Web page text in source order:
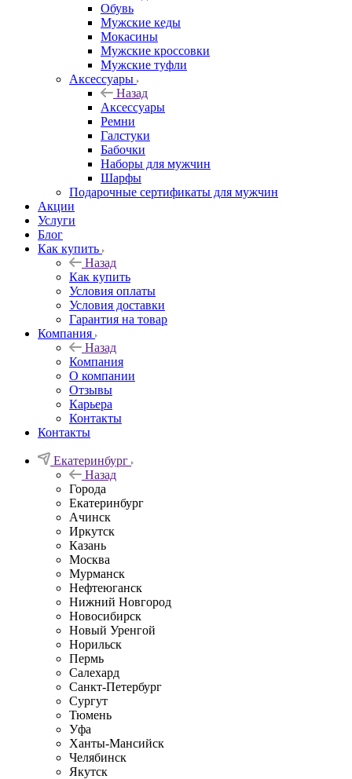
Обувь
Мужские кеды
Мокасины
Мужские кроссовки
Мужские туфли
Аксессуары
Назад
Аксессуары
Ремни
Галстуки
Бабочки
Наборы для мужчин
Шарфы
Подарочные сертификаты для мужчин
Акции
Услуги
Блог
Как купить
Назад
Как купить
Условия оплаты
Условия доставки
Гарантия на товар
Компания
Назад
Компания
О компании
Отзывы
Карьера
Контакты
Контакты
Екатеринбург
Назад
Города
Екатеринбург
Ачинск
Иркутск
Казань
Москва
Мурманск
Нефтеюганск
Нижний Новгород
Новосибирск
Новый Уренгой
Норильск
Пермь
Салехард
Санкт-Петербург
Сургут
Тюмень
Уфа
Ханты-Мансийск
Челябинск
Якутск